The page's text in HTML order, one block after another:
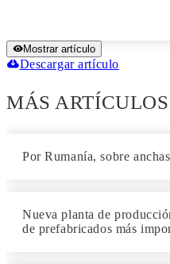
Mostrar artículo
Descargar artículo
MÁS ARTÍCULOS
Por Rumanía, sobre
Nueva planta de
de prefabricados más